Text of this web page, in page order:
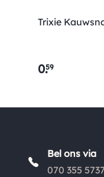
Trixie
0.59
Bel ons via
070 355 5737